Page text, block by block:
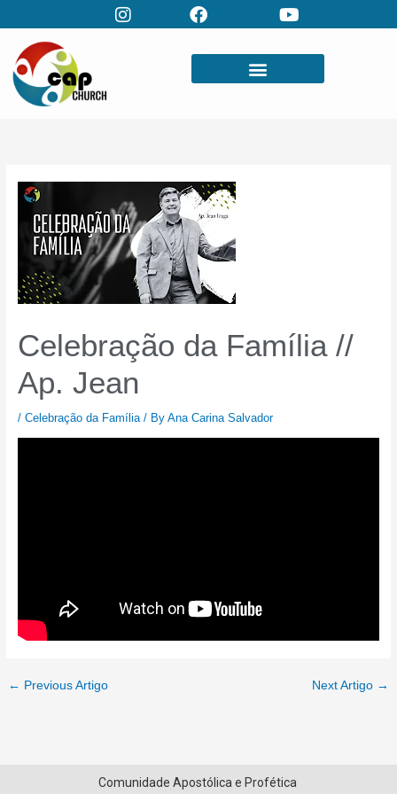
to
content
Celebração da Família //
Ap. Jean
/Celebração da Família/ ByAna Carina Salvador
← Previous Artigo Next Artigo →
Comunidade Apostólica e Profética